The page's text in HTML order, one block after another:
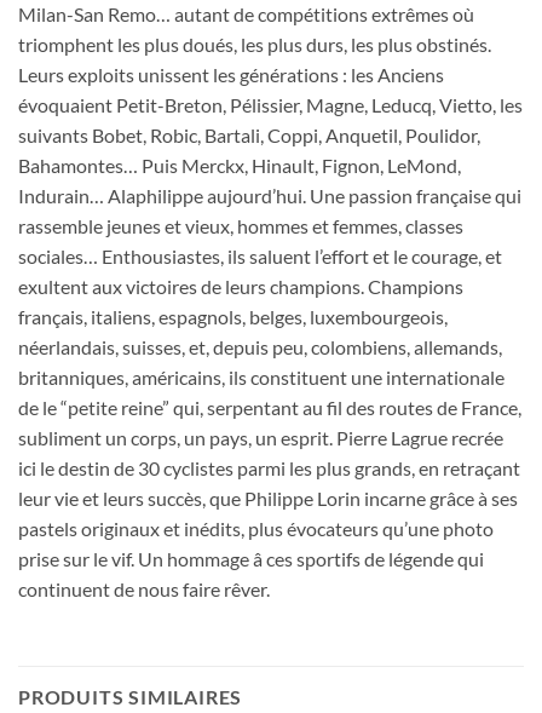
Milan-San Remo… autant de compétitions extrêmes où
triomphent les plus doués, les plus durs, les plus obstinés.
Leurs exploits unissent les générations : les Anciens
évoquaient Petit-Breton, Pélissier, Magne, Leducq, Vietto, les
suivants Bobet, Robic, Bartali, Coppi, Anquetil, Poulidor,
Bahamontes… Puis Merckx, Hinault, Fignon, LeMond,
Indurain… Alaphilippe aujourd’hui. Une passion française qui
rassemble jeunes et vieux, hommes et femmes, classes
sociales… Enthousiastes, ils saluent l’effort et le courage, et
exultent aux victoires de leurs champions. Champions
français, italiens, espagnols, belges, luxembourgeois,
néerlandais, suisses, et, depuis peu, colombiens, allemands,
britanniques, américains, ils constituent une internationale
de le “petite reine” qui, serpentant au fil des routes de France,
subliment un corps, un pays, un esprit. Pierre Lagrue recrée
ici le destin de 30 cyclistes parmi les plus grands, en retraçant
leur vie et leurs succès, que Philippe Lorin incarne grâce à ses
pastels originaux et inédits, plus évocateurs qu’une photo
prise sur le vif. Un hommage â ces sportifs de légende qui
continuent de nous faire rêver.
PRODUITS SIMILAIRES